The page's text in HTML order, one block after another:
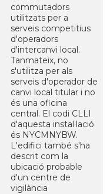
commutadors
utilitzats per a
serveis competitius
d'operadors
d'intercanvi local.
Tanmateix, no
s'utilitza per als
serveis d'operador de
canvi local titular i no
és una oficina
central. El codi CLLI
d'aquesta instal·lació
és NYCMNYBW.
L'edifici també s'ha
descrit com la
ubicació probable
d'un centre de
vigilància